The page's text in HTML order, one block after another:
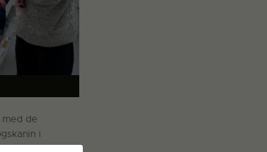
med de
i